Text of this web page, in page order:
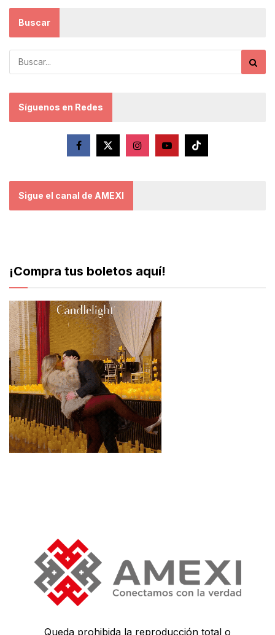
Buscar
Síguenos en Redes
Sigue el canal de AMEXI
¡Compra tus boletos aquí!
Queda prohibida la reproducción total o